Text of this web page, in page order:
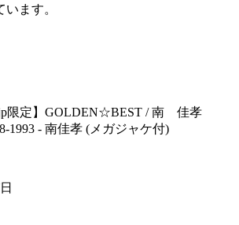
ます。
限定】GOLDEN☆BEST / 南 佳孝
1993 - 南佳孝 (メガジャケ付)